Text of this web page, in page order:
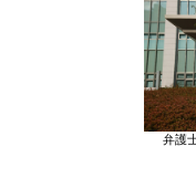
弁護